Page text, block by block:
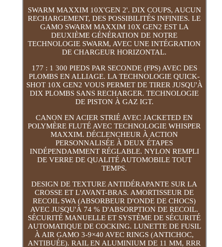
SWARM MAXXIM 10X'GEN 2'. DIX COUPS, AUCUN
RECHARGEMENT, DES POSSIBILITÉS INFINIES. LE
GAMO SWARM MAXXIM 10X GEN2 EST LA
DEUXIÈME GÉNÉRATION DE NOTRE
TECHNOLOGIE SWARM, AVEC UNE INTÉGRATION
DE CHARGEUR HORIZONTAL.
177 : 1 300 PIEDS PAR SECONDE (FPS) AVEC DES
PLOMBS EN ALLIAGE. LA TECHNOLOGIE QUICK-
SHOT 10X GEN2 VOUS PERMET DE TIRER JUSQU'À
DIX PLOMBS SANS RECHARGER. TECHNOLOGIE
DE PISTON À GAZ IGT.
CANON EN ACIER STRIÉ AVEC JACKETED EN
POLYMÈRE FLUTÉ AVEC TECHNOLOGIE WHISPER
MAXXIM. DÉCLENCHEUR À ACTION
PERSONNALISÉE À DEUX ÉTAPES
INDÉPENDAMMENT RÉGLABLE. NYLON REMPLI
DE VERRE DE QUALITÉ AUTOMOBILE TOUT
TEMPS.
DESIGN DE TEXTURE ANTIDÉRAPANTE SUR LA
CROSSE ET L'AVANT-BRAS. AMORTISSEUR DE
RECOIL SWA (ABSORBEUR D'ONDE DE CHOCS)
AVEC JUSQU'À 74 % D'ABSORPTION DE RECOIL.
SÉCURITÉ MANUELLE ET SYSTÈME DE SÉCURITÉ
AUTOMATIQUE DE COCKING. LUNETTE DE FUSIL
À AIR GAMO 3-9×40 AVEC RINGS (ANTICHOC,
ANTIBUÉE). RAIL EN ALUMINIUM DE 11 MM, RRR